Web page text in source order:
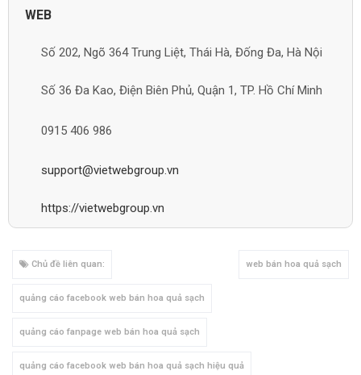
WEB
Số 202, Ngõ 364 Trung Liệt, Thái Hà, Đống Đa, Hà Nội
Số 36 Đa Kao, Điện Biên Phủ, Quận 1, TP. Hồ Chí Minh
0915 406 986
support@vietwebgroup.vn
https://vietwebgroup.vn
Chủ đề liên quan: web bán hoa quả sạch
quảng cáo facebook web bán hoa quả sạch
quảng cáo fanpage web bán hoa quả sạch
quảng cáo facebook web bán hoa quả sạch hiệu quả